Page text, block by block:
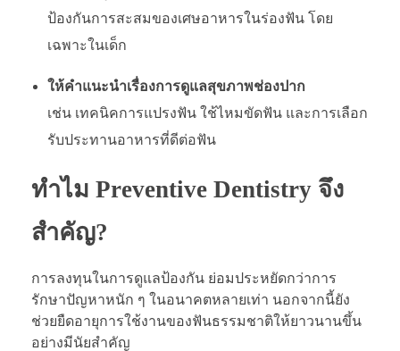
ป้องกันการสะสมของเศษอาหารในร่องฟัน โดย
เฉพาะในเด็ก
ให้คำแนะนำเรื่องการดูแลสุขภาพช่องปาก
เช่น เทคนิคการแปรงฟัน ใช้ไหมขัดฟัน และการเลือก
รับประทานอาหารที่ดีต่อฟัน
ทำไม Preventive Dentistry จึง
สำคัญ?
การลงทุนในการดูแลป้องกัน ย่อมประหยัดกว่าการ
รักษาปัญหาหนัก ๆ ในอนาคตหลายเท่า นอกจากนี้ยัง
ช่วยยืดอายุการใช้งานของฟันธรรมชาติให้ยาวนานขึ้น
อย่างมีนัยสำคัญ